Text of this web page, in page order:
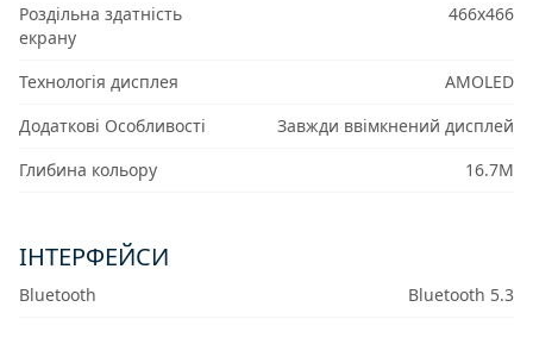
Роздільна здатність
екрану
466x466
Технологія дисплея
AMOLED
Додаткові Особливості
Завжди ввімкнений дисплей
Глибина кольору
16.7M
IНТЕРФЕЙСИ
Bluetooth Bluetooth 5.3